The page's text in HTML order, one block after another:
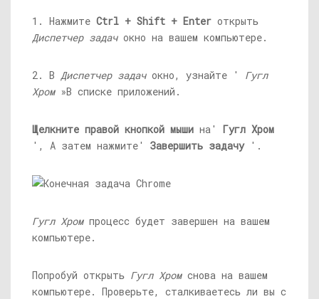
1. Нажмите Ctrl + Shift + Enter открыть
Диспетчер задачокно на вашем компьютере.
2. В Диспетчер задачокно, узнайте ' Гугл
Хром»В списке приложений.
Щелкните правой кнопкой мыши на' Гугл Хром
', А затем нажмите' Завершить задачу'.
Гугл Хромпроцесс будет завершен на вашем
компьютере.
Попробуй открыть Гугл Хромснова на вашем
компьютере. Проверьте, сталкиваетесь ли вы с